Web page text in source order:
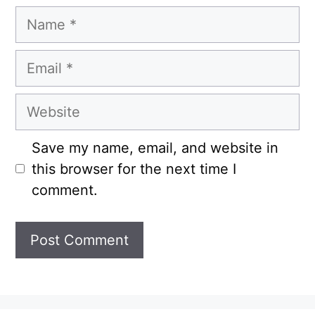
Name
Email
Website
Save my name, email, and website in
this browser for the next time I
comment.